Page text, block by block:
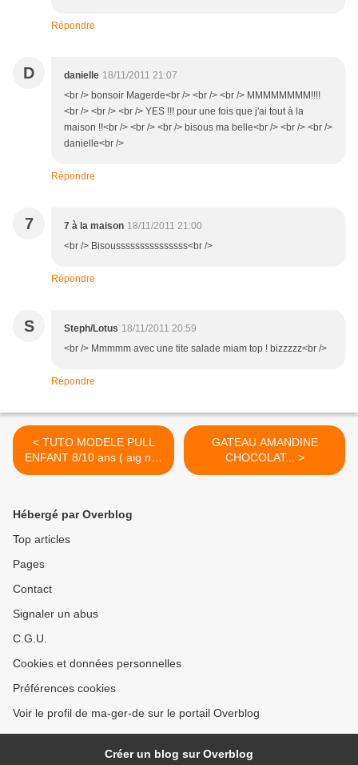
Répondre
D danielle 18/11/2011 21:07
<br /> bonsoir Magerde<br /> <br /> <br /> MMMMMMMM!!!!
<br /> <br /> <br /> YES !!! pour une fois que j'ai tout à la
maison !!<br /> <br /> <br /> bisous ma belle<br /> <br /> <br />
danielle<br />
Répondre
7 7 à la maison 18/11/2011 21:00
<br /> Bisousssssssssssssss<br />
Répondre
S Steph/Lotus 18/11/2011 20:59
<br /> Mmmmm avec une tite salade miam top ! bizzzzz<br />
Répondre
< TUTO MODELE PULL
ENFANT 8/10 ans ( aig n°3
et 3,5)
GATEAU AMANDINE
CHOCOLAT... >
Hébergé par Overblog
Top articles
Pages
Contact
Signaler un abus
C.G.U.
Cookies et données personnelles
Préférences cookies
Voir le profil de ma-ger-de sur le portail Overblog
Créer un blog sur Overblog